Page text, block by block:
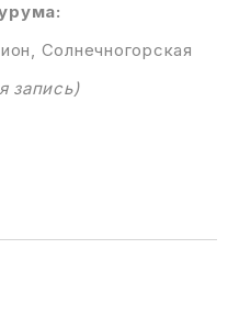
Солнечногорская
запись)